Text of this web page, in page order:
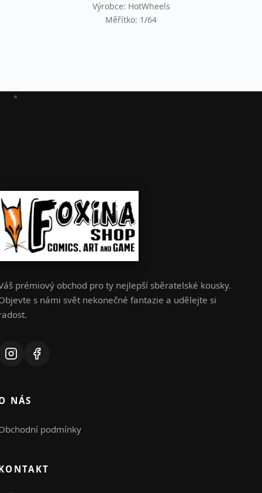
Výrobce: HotWheels
Měřítko: 1/64
prémiový obchod pro ty nejlepší sběratelské kousky.
s námi svět nekonečné fantazie a udělejte si
NÁS
podmínky